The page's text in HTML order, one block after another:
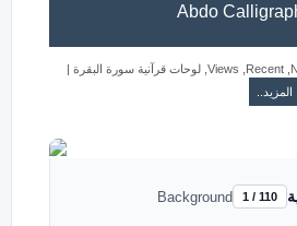
Abdo
,
Recent
,
Views
, لوحات قرآنية سورة البقرة |
المزيد..
Background 1 / 110